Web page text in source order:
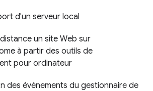
d'un serveur local
un site Web sur
à partir des outils de
pour ordinateur
des événements du gestionnaire de